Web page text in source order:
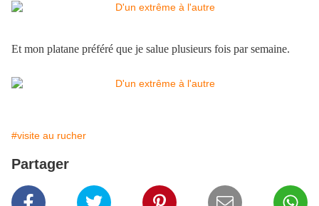
Et mon platane préféré que je salue plusieurs fois par semaine.
#visite au rucher
Partager